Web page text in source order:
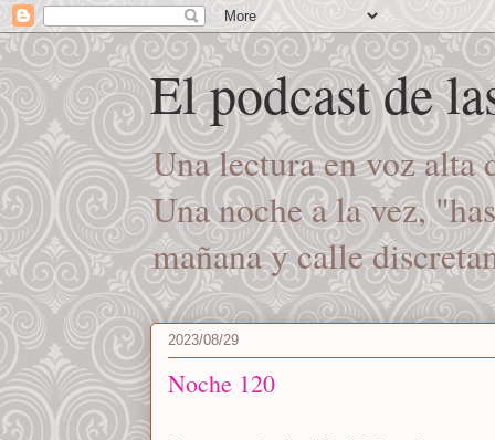
El podcast de
Una lectura en voz alta
Una noche a la vez,
mañana y calle
2023/08/29
Noche 120